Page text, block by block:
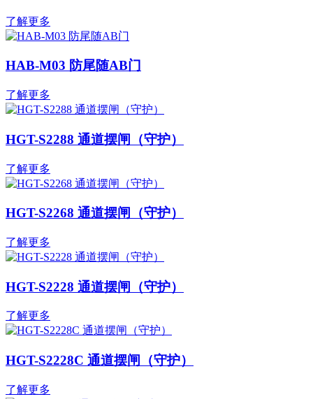
了解更多
HAB-M03 防尾随AB门
了解更多
HGT-S2288 通道摆闸（守护）
了解更多
HGT-S2268 通道摆闸（守护）
了解更多
HGT-S2228 通道摆闸（守护）
了解更多
HGT-S2228C 通道摆闸（守护）
了解更多